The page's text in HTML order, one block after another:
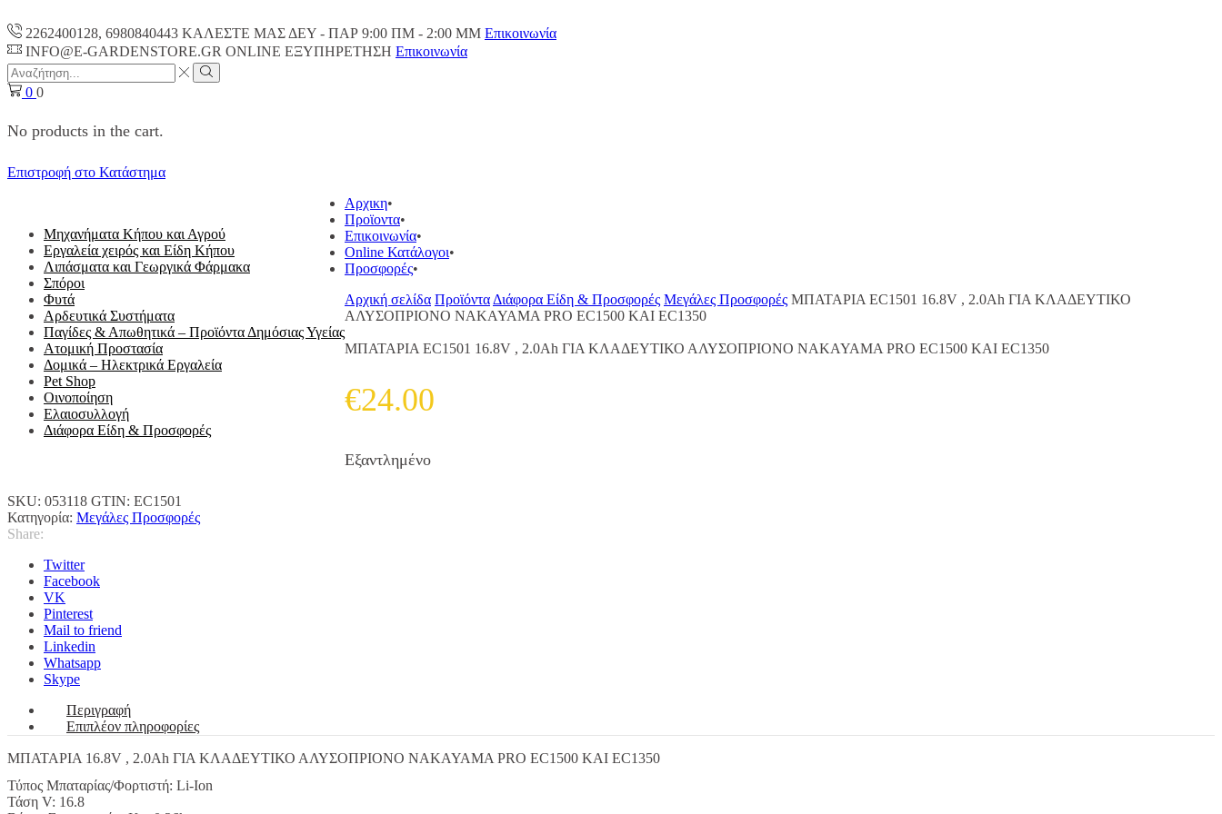
2262400128, 6980840443 ΚΑΛΕΣΤΕ ΜΑΣ ΔΕΥ - ΠΑΡ 9:00 ΠM - 2:00 ΜΜ Επικοινωνία
INFO@E-GARDENSTORE.GR ONLINE ΕΞΥΠΗΡΕΤΗΣH Επικοινωνία
Search
input
Search
0 0
No products in the cart.
Επιστροφή στο Κατάστημα
Μηχανήματα Κήπου και Αγρού
Εργαλεία χειρός και Είδη Κήπου
Λιπάσματα και Γεωργικά Φάρμακα
Σπόροι
Φυτά
Αρδευτικά Συστήματα
Παγίδες & Απωθητικά – Προϊόντα Δημόσιας Υγείας
Ατομική Προστασία
Δομικά – Ηλεκτρικά Εργαλεία
Pet Shop
Οινοποίηση
Ελαιοσυλλογή
Διάφορα Είδη & Προσφορές
Αρχικη
Προϊοντα
Επικοινωνία
Online Κατάλογοι
Προσφορές
Αρχική σελίδα ΠροϊόνταΔιάφορα Είδη & Προσφορές Μεγάλες Προσφορές ΜΠΑΤΑΡΙΑ EC1501 16.8V , 2.0Ah ΓΙΑ ΚΛΑΔΕΥΤΙΚΟ
ΑΛΥΣΟΠΡΙΟΝΟ NAKAYAMA PRO EC1500 KAI EC1350
ΜΠΑΤΑΡΙΑ EC1501 16.8V , 2.0Ah ΓΙΑ ΚΛΑΔΕΥΤΙΚΟ ΑΛΥΣΟΠΡΙΟΝΟ NAKAYAMA PRO EC1500 KAI EC1350
€24.00
Εξαντλημένο
SKU: 053118 GTIN: EC1501
Κατηγορία: Μεγάλες Προσφορές
Share:
Twitter
Facebook
VK
Pinterest
Mail to friend
Linkedin
Whatsapp
Skype
Περιγραφή
Επιπλέον πληροφορίες
ΜΠΑΤΑΡΙΑ 16.8V , 2.0Ah ΓΙΑ ΚΛΑΔΕΥΤΙΚΟ ΑΛΥΣΟΠΡΙΟΝΟ NAKAYAMA PRO EC1500 KAI EC1350
Τύπος Μπαταρίας/Φορτιστή: Li-Ion
Τάση V: 16.8